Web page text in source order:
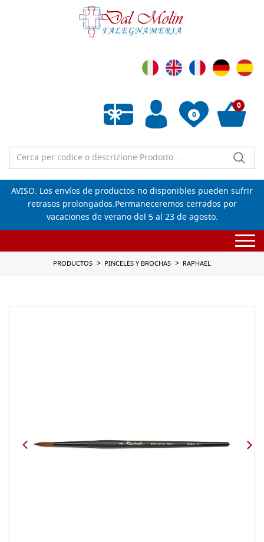
0
Lista de deseos vacía
0
AVISO: Los envíos de productos no disponibles pueden sufrir
retrasos prolongados.Permaneceremos cerrados por
vacaciones de verano del 5 al 23 de agosto.
PRODUCTOS PINCELES Y BROCHAS RAPHAEL